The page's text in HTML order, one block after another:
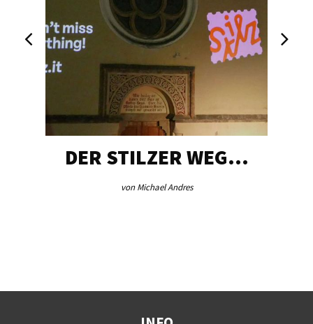
DER STILZER WEG…
von Michael Andres